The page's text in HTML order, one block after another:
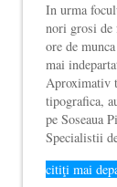
In urma
nori grosi de
ore de
mai
Aproximativ
tipografica,
pe Soseaua
Specialistii
citiţi mai